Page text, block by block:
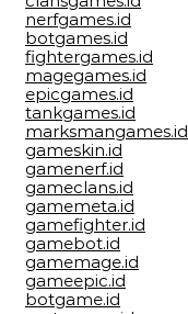
nerfgames.id
botgames.id
fightergames.id
magegames.id
epicgames.id
tankgames.id
marksmangames.id
gameskin.id
gamenerf.id
gameclans.id
gamemeta.id
gamefighter.id
gamebot.id
gamemage.id
gameepic.id
botgame.id